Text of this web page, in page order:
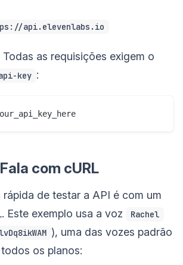
api.elevenlabs.io
Todas as requisições exigem o
key :
com cURL
rápida de testar a API é com um
Este exemplo usa a voz
Rachel
), uma das vozes padrão
os planos: